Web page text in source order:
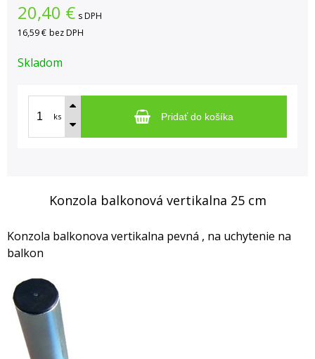
20,40 € s DPH
16,59 € bez DPH
Skladom
ks Pridať do košíka
Konzola balkonová vertikalna 25 cm
Konzola balkonova vertikalna pevná , na uchytenie na
balkon